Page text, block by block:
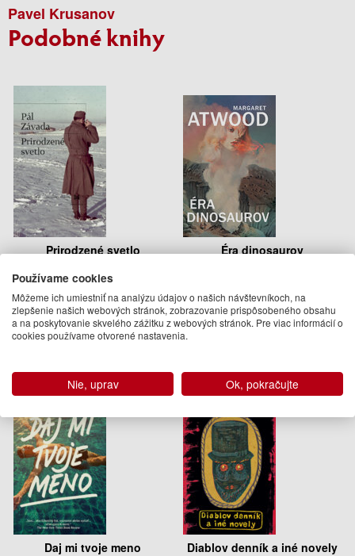
Pavel Krusanov
Podobné knihy
Prirodzené svetlo
Pál Závada
19.95 €
Na sklade
Éra dinosaurov
19.95 €
Na sklade
Daj mi tvoje meno Diablov denník a iné novely
Používame cookies
Môžeme ich umiestniť na analýzu údajov o našich návštevníkoch, na
zlepšenie našich webových stránok, zobrazovanie prispôsobeného obsahu
a na poskytovanie skvelého zážitku z webových stránok. Pre viac informácií o
cookies používame otvorené nastavenia.
Nie, uprav Ok, pokračujte